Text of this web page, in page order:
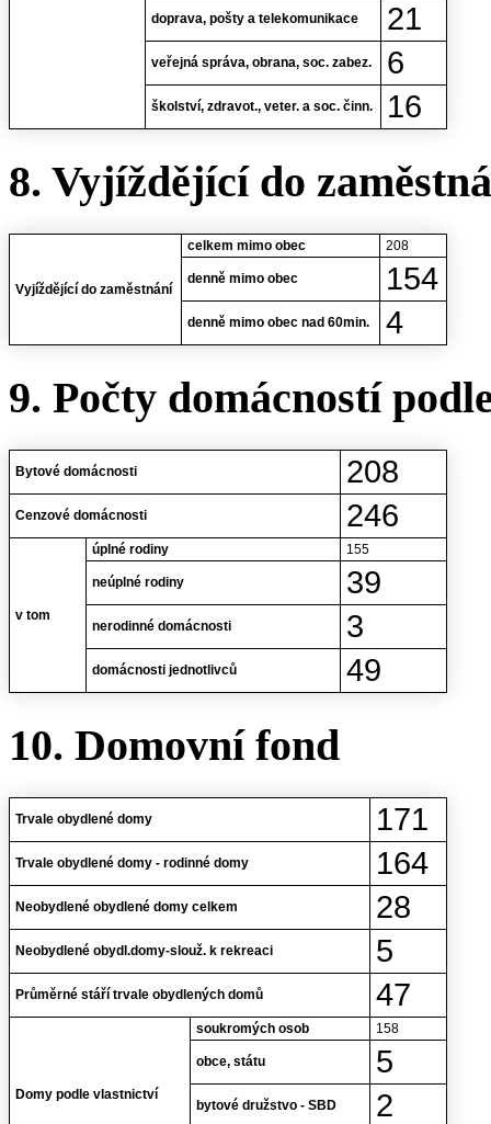
doprava, pošty a telekomunikace 21
veřejná správa, obrana, soc. zabez. 6
školství, zdravot., veter. a soc. činn. 16
8. Vyjíždějící do
Vyjíždějící do zaměstnání
celkem mimo obec 208
denně mimo obec 154
denně mimo obec nad 60min. 4
9. Počty domácností
Bytové domácnosti 208
Cenzové domácnosti 246
v tom
úplné rodiny 155
neúplné rodiny 39
nerodinné domácnosti 3
domácnosti jednotlivců 49
10. Domovní fond
Trvale obydlené domy 171
Trvale obydlené domy - rodinné domy 164
Neobydlené obydlené domy celkem 28
Neobydlené obydl.domy-slouž. k rekreaci 5
Průměrné stáří trvale obydlených domů 47
Domy podle vlastnictví
soukromých osob 158
obce, státu 5
bytové družstvo - SBD 2